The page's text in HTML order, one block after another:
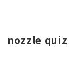
nozzle quiz